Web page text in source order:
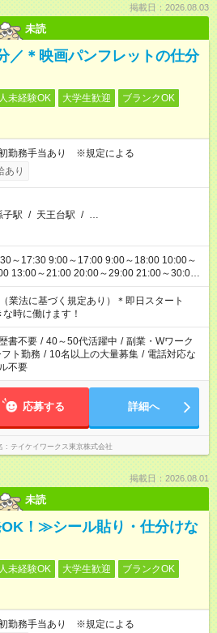
掲載日：2026.08.03
未読
／＊映画パンフレットの仕分
未経験OK 大学生歓迎
ブランクOK
勤務手当あり ※規定による
あり
子駅 / 天王台駅 / …
13:00～21:00 20:00～29:00 21:00～30:00
があるのでご相談ください！ ご都合に合わ
します＾＾
業法に基づく規定あり）＊即日スタート
時に働けます！
書不要 / 40～50代活躍中 / 副業・Wワーク
フト勤務 / 10名以上の大量募集 / 電話対応な
不要
応募する 詳細へ
テイケイワークス東京株式会社
掲載日：2026.08.01
未読
！≫シール貼り・仕分けな
未経験OK 大学生歓迎
ブランクOK
勤務手当あり ※規定による